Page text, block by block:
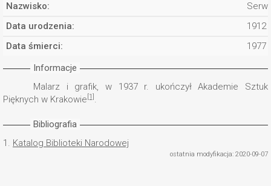
Nazwisko:
Data urodzenia:
1912
Data śmierci:
1977
Informacje
Malarz i grafik, w 1937 r. ukończył Akademie Sztuk
Pięknych w Krakowie [1] .
Bibliografia
1. Katalog Biblioteki Narodowej
ostatnia modyfikacja: 2020-09-07